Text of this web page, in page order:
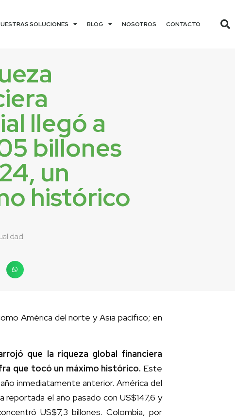
SOLUCIONES BLOG NOSOTROS CONTACTO
llegó a
billones
un
histórico
América del norte y Asia pacífico; en
que la riqueza global financiera
que tocó un máximo histórico. Este
inmediatamente anterior. América del
el año pasado con US$147,6 y
US$7,3 billones. Colombia, por